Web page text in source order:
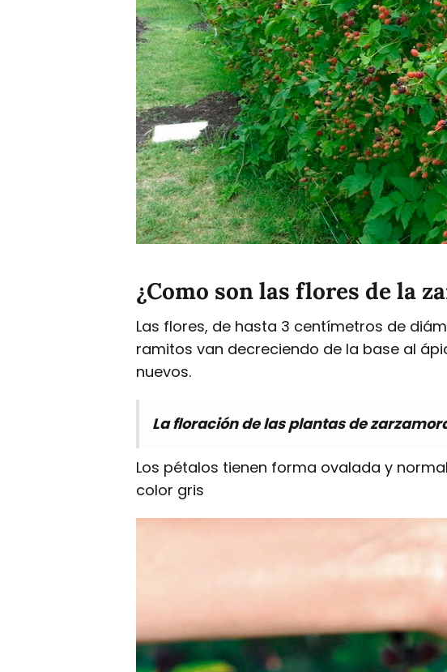
¿Como son las flores de la
Las flores, de hasta 3 centímetros de
ramitos van decreciendo de la base al
nuevos.
La floración de las plantas de
Los pétalos tienen forma ovalada y
color gris